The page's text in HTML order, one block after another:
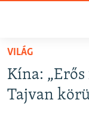
Ugrás
fő
oldalra
Ugrás
AKTUÁLIS
PODCASTOK
VILÁG
Kína:
Tajvan